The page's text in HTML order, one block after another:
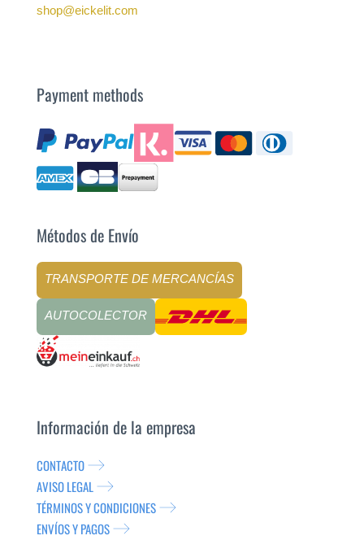
shop@eickelit.com
Payment methods
Métodos de Envío
TRANSPORTE DE MERCANCÍAS
AUTOCOLECTOR
Información de la empresa
CONTACTO
AVISO LEGAL
TÉRMINOS Y CONDICIONES
ENVÍOS Y PAGOS